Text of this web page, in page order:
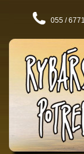
055 /